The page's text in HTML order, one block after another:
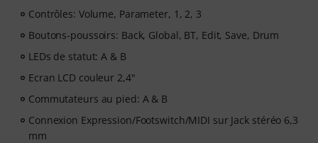
Contrôles: Volume, Parameter, 1, 2, 3
Boutons-poussoirs: Back, Global, BT, Edit, Save, Drum
LEDs de statut: A & B
Ecran LCD couleur 2,4"
Commutateurs au pied: A & B
Connexion Expression/Footswitch/MIDI sur Jack stéréo 6,3
mm